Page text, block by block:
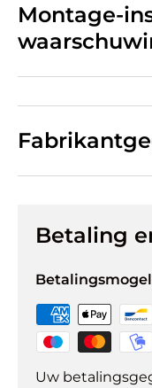
Montage-
Betaling
Uw